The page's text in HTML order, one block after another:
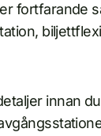
fortfarande
innan